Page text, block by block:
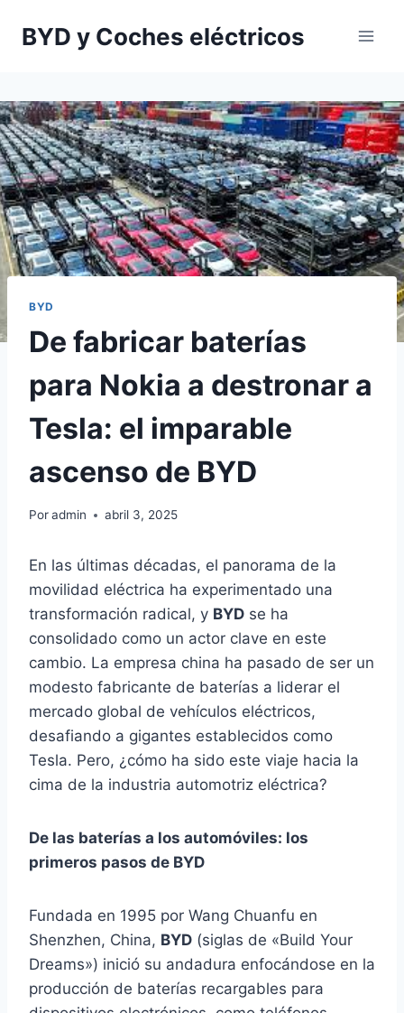
BYD y Coches eléctricos
BYD
De fabricar baterías
para Nokia a destronar a
Tesla: el imparable
ascenso de BYD
Poradmin abril 3, 2025
En las últimas décadas, el panorama de la
movilidad eléctrica ha experimentado una
transformación radical, y BYD se ha
consolidado como un actor clave en este
cambio. La empresa china ha pasado de ser un
modesto fabricante de baterías a liderar el
mercado global de vehículos eléctricos,
desafiando a gigantes establecidos como
Tesla. Pero, ¿cómo ha sido este viaje hacia la
cima de la industria automotriz eléctrica?
De las baterías a los automóviles: los
primeros pasos de BYD
Fundada en 1995 por Wang Chuanfu en
Shenzhen, China, BYD (siglas de «Build Your
Dreams») inició su andadura enfocándose en la
producción de baterías recargables para